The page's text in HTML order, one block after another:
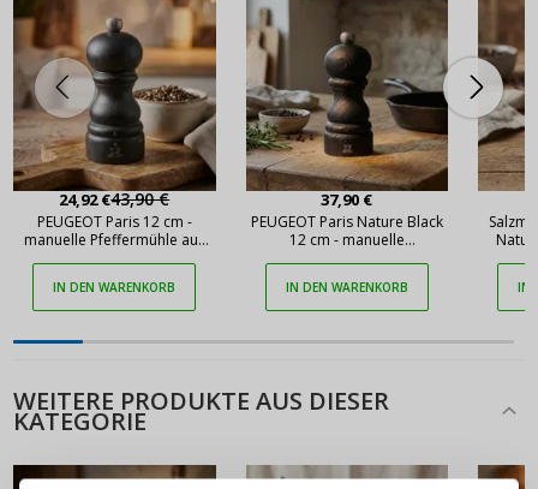
24,92 €43,90 €
PEUGEOT Paris 12 cm -
manuelle Pfeffermühle aus
IN DEN WARENKORB
37,90 €
PEUGEOT Paris Nature Black
12 cm - manuelle
IN DEN WARENKORB IN
WEITERE PRODUKTE AUS DIESER
KATEGORIEANMELDEN